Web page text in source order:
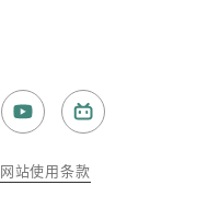
网站使用条款​